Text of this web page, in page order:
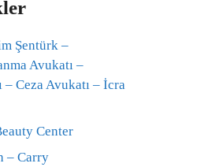
Şentürk –
Avukatı –
Ceza Avukatı – İcra
Center
– Carry